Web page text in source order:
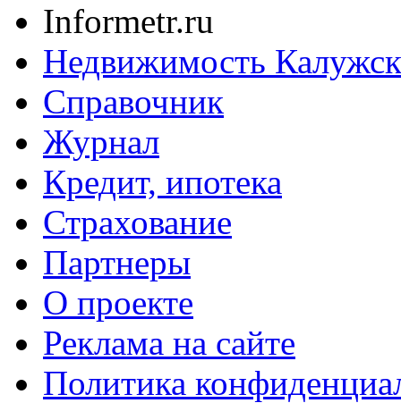
Informetr.ru
Недвижимость
Справочник
Журнал
Кредит, ипотека
Страхование
Партнеры
O проекте
Реклама на сайте
Политика